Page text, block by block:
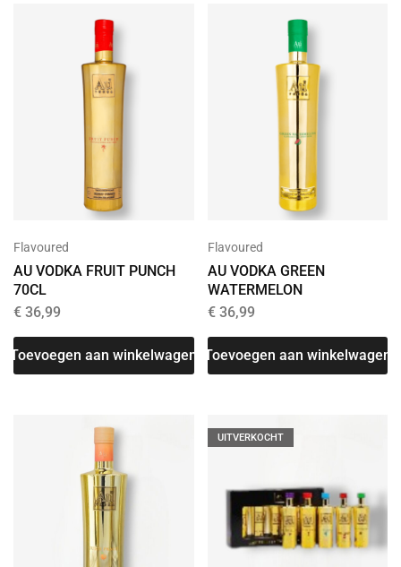
Flavoured
AU VODKA FRUIT PUNCH
70CL
€ 36,99
Toevoegen aan winkelwagen
Flavoured
AU VODKA GREEN
WATERMELON
€36,99
Toevoegen aan winkelwagen
UITVERKOCHT